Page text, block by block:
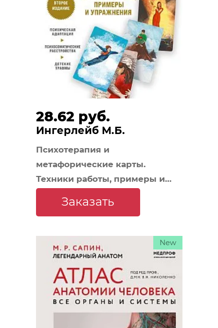
28.62 руб.
Ингерлейб М.Б.
Психотерапия и
метафорические карты.
Техники работы, примеры и
Заказать
New